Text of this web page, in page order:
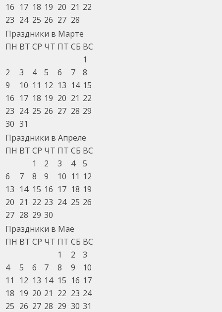
16 17 18 19 20 21 22
23 24 25 26 27 28
Праздники в Марте
ПН ВТ СР ЧТ ПТ СБ ВС
1
2
3 4 5 6 7
8
9
10 11 12 13 14 15
16 17 18 19 20 21 22
23 24 25 26 27 28 29
30 31
Праздники в Апреле
ПН ВТ СР ЧТ ПТ СБ ВС
1
2 3 4
5
6
7 8 9 10 11 12
13 14 15 16 17 18 19
20 21 22 23 24 25 26
27 28 29 30
Праздники в Мае
ПН ВТ СР ЧТ ПТ СБ ВС
1
2
3
4
5 6 7 8 9
10
11
12 13 14 15 16 17
18 19 20 21 22 23 24
25 26 27 28 29 30 31